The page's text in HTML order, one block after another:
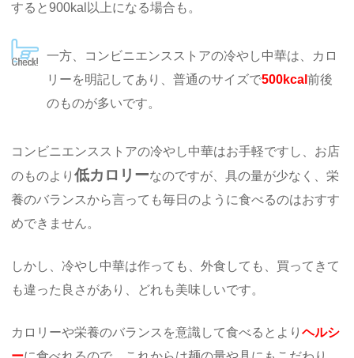
すると900kal以上になる場合も。
一方、コンビニエンスストアの冷やし中華は、カロ
リーを明記してあり、普通のサイズで500kcal前後
のものが多いです。
コンビニエンスストアの冷やし中華はお手軽ですし、お店
のものより低カロリーなのですが、具の量が少なく、栄
養のバランスから言っても毎日のように食べるのはおすす
めできません。
しかし、冷やし中華は作っても、外食しても、買ってきて
も違った良さがあり、どれも美味しいです。
カロリーや栄養のバランスを意識して食べるとよりヘルシ